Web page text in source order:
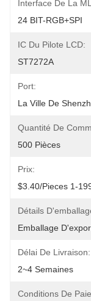
Interface De La
24 BIT-RGB+SPI
IC Du Pilote LCD:
ST7272A
Port:
La Ville De
Quantité De
500 Pièces
Prix:
$3.40/pieces 1-
Détails
Emballage
Délai De Livraison:
2~4 Semaines
Conditions De